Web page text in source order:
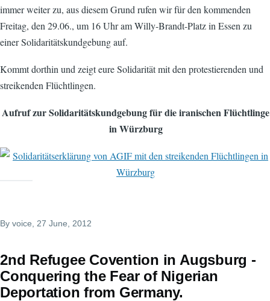
immer weiter zu, aus diesem Grund rufen wir für den kommenden
Freitag, den 29.06., um 16 Uhr am Willy-Brandt-Platz in Essen zu
einer Solidaritätskundgebung auf.
Kommt dorthin und zeigt eure Solidarität mit den protestierenden und
streikenden Flüchtlingen.
Aufruf zur Solidaritätskundgebung für die iranischen Flüchtlinge
in Würzburg
By voice , 27 June, 2012
2nd Refugee Covention in Augsburg -
Conquering the Fear of Nigerian
Deportation from Germany.